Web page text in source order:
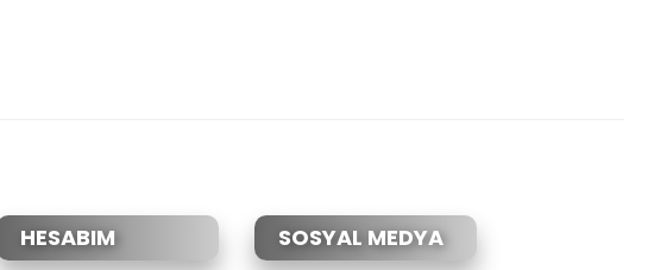
HESABIM SOSYAL MEDYA